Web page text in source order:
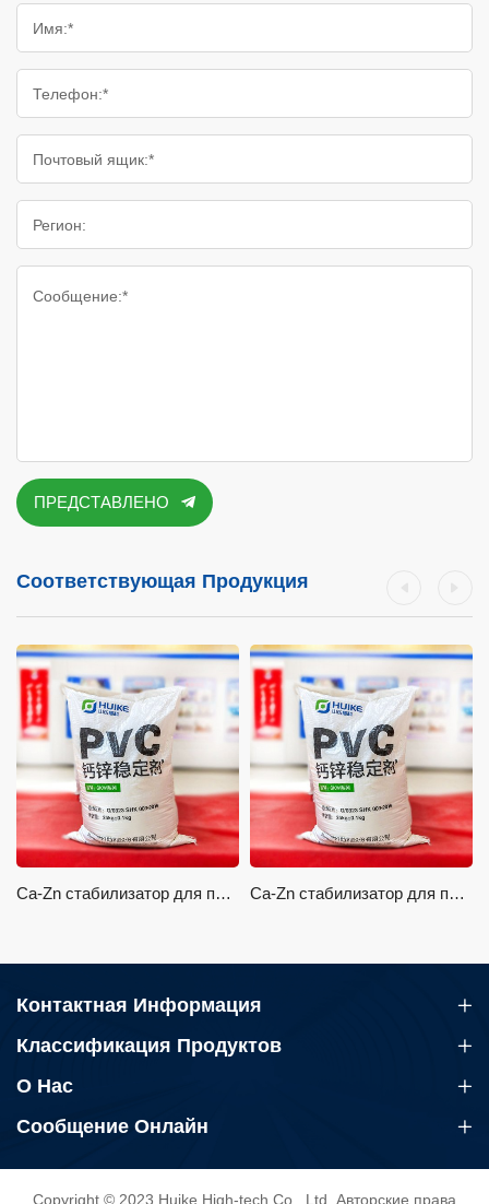
Имя:*
Телефон:*
Почтовый ящик:*
Регион:
Сообщение:*
ПРЕДСТАВЛЕНО
Соответствующая Продукция
Ca-Zn стабилизатор для профилей Ca-Zn стабилизатор для панелей
Контактная Информация
Классификация Продуктов
О Нас
Сообщение Онлайн
Copyright © 2023 Huike High-tech Co., Ltd. Авторские права